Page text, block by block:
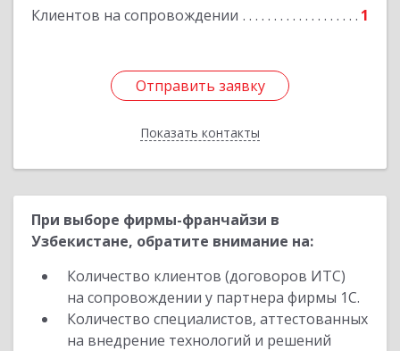
Клиентов на сопровождении 1
Отправить заявку
Показать контакты
Отправить заявку
Назад
При выборе фирмы-франчайзи в
Узбекистане, обратите внимание на:
Количество клиентов (договоров ИТС)
на сопровождении у партнера фирмы 1С.
Количество специалистов, аттестованных
на внедрение технологий и решений